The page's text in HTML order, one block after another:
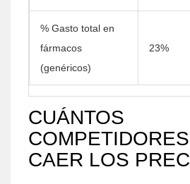
% Gasto total en
fármacos
(genéricos)
23%
CUÁNTOS
CAER LOS